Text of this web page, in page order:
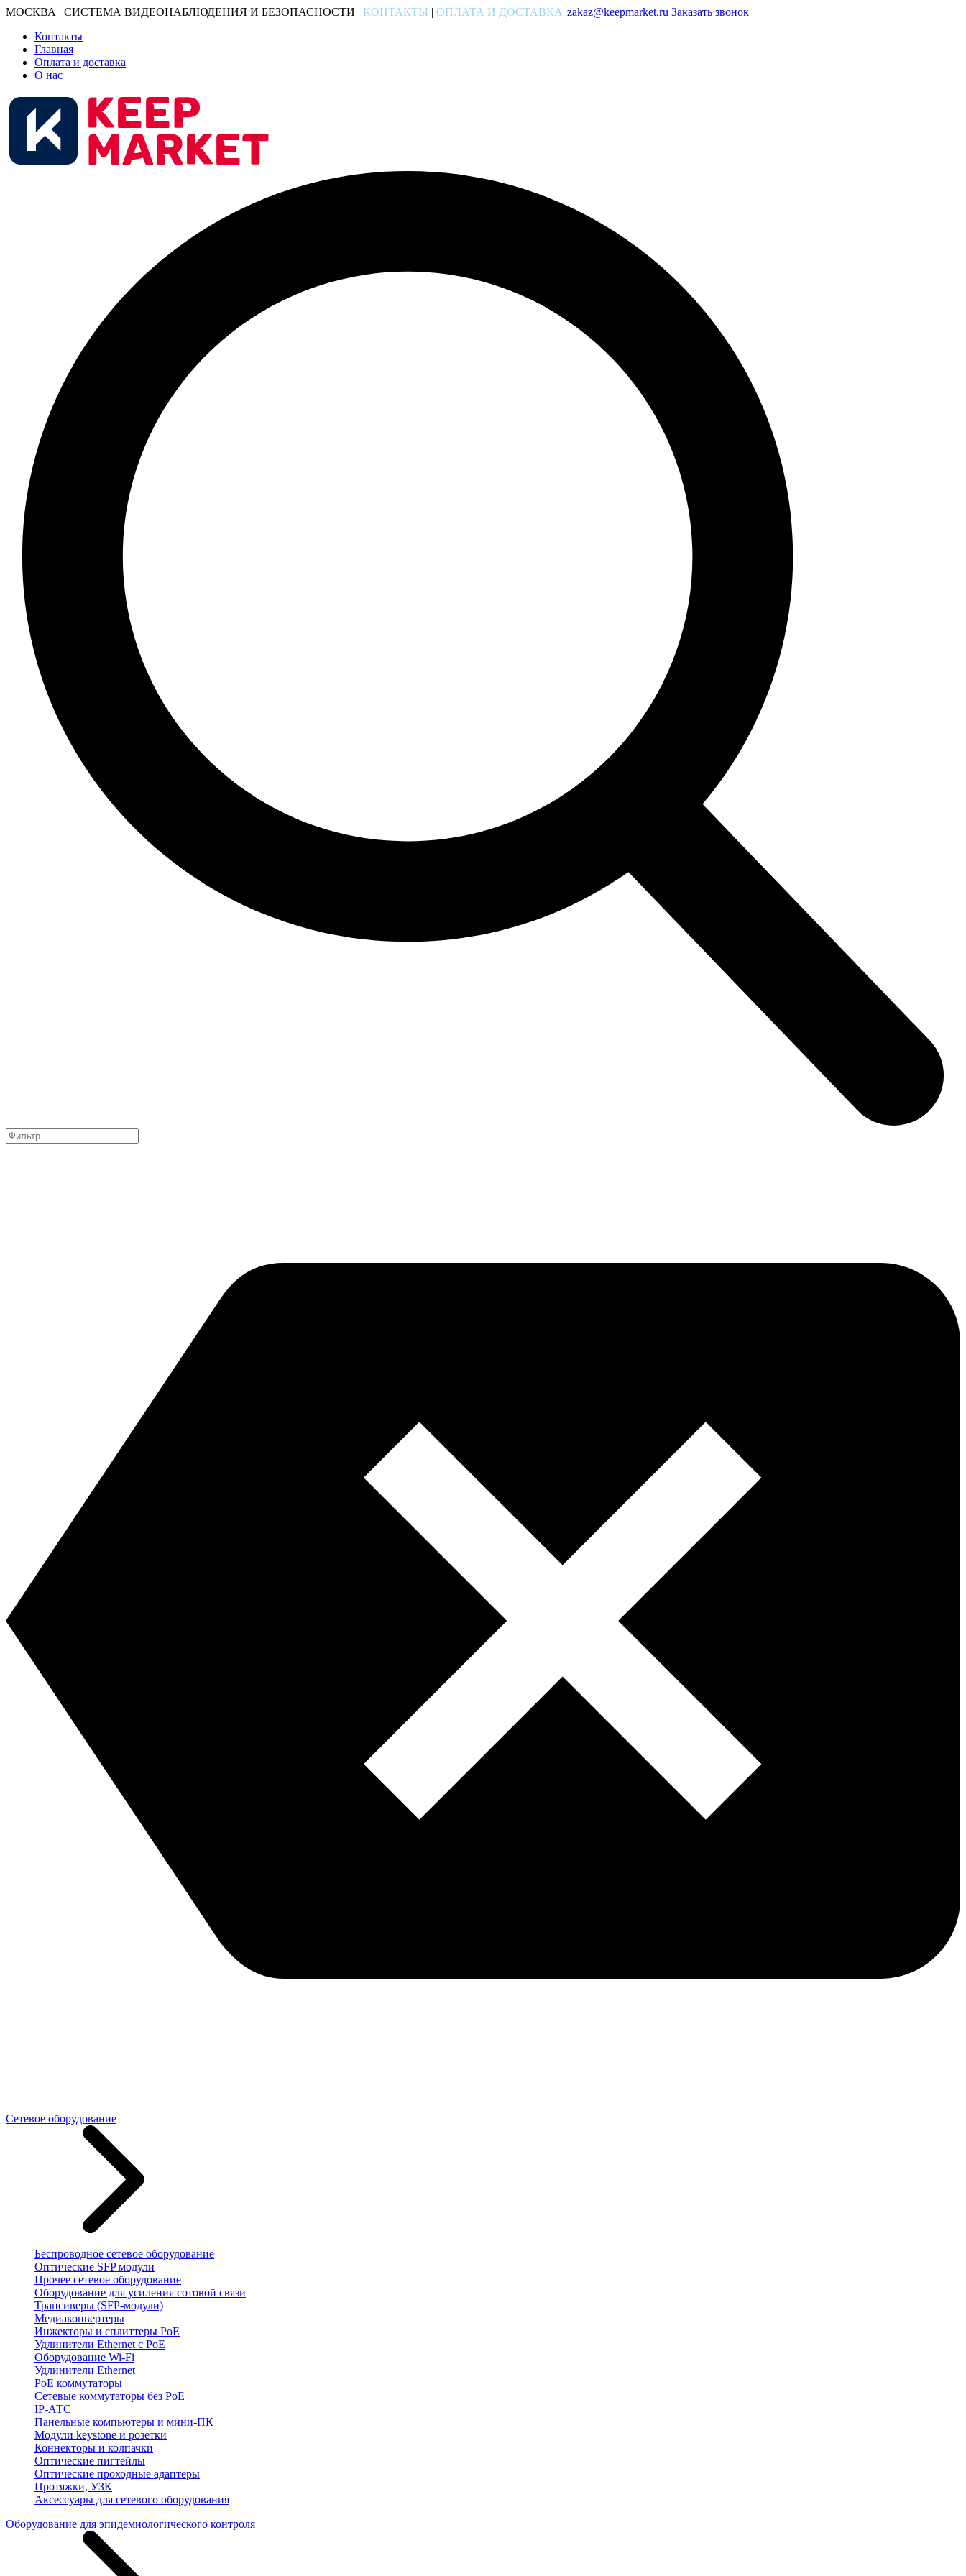
МОСКВА | СИСТЕМА ВИДЕОНАБЛЮДЕНИЯ И БЕЗОПАСНОСТИ | КОНТАКТЫ | ОПЛАТА И ДОСТАВКА zakaz@keepmarket.ru Заказать звонок
Контакты
Главная
Оплата и доставка
О нас
Сетевое оборудование
Беспроводное сетевое оборудование
Оптические SFP модули
Прочее сетевое оборудование
Оборудование для усиления сотовой связи
Трансиверы (SFP-модули)
Медиаконвертеры
Инжекторы и сплиттеры PoE
Удлинители Ethernet с PoE
Оборудование Wi-Fi
Удлинители Ethernet
PoE коммутаторы
Сетевые коммутаторы без PoE
IP-АТС
Панельные компьютеры и мини-ПК
Модули keystone и розетки
Коннекторы и колпачки
Оптические пигтейлы
Оптические проходные адаптеры
Протяжки, УЗК
Аксессуары для сетевого оборудования
Оборудование для эпидемиологического контроля